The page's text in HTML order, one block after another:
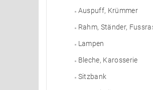
Auspuff, Krümmer
Rahm, Ständer,
Lampen
Bleche, Karosserie
Sitzbank